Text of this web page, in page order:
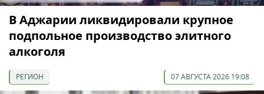
В Аджарии ликвидировали крупное
подпольное производство элитного
алкоголя
РЕГИОН 07 АВГУСТА 2026 19:08